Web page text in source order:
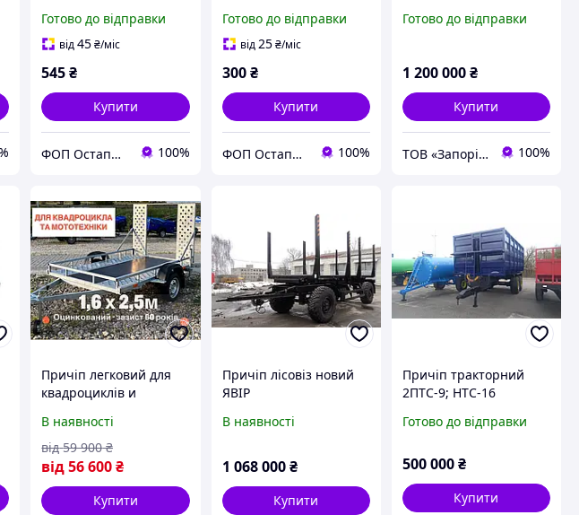
Готово до відправки
від45₴/міс
545₴
Купити
ФОП Остапчук Юрій Олександрович 100%
Готово до відправки
від25 ₴/міс
300 ₴
Купити
ФОП Остапчук Юрій Олександрович 100%
Готово до відправки
1 200 000₴
Купити
ТОВ «Запорізький Зерновоз» 100%
Причіп легковий для
квадроциклів и
1600х2500
оцинкований
В наявності
від56 600₴
від 59 900 ₴
Купити
Причіп лісовіз новий
ЯВІР
В наявності
1 068 000 ₴
Купити
Причіп тракторний
2ПТС-9; НТС-16
Готово до відправки
500 000₴
Купити